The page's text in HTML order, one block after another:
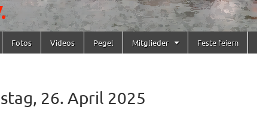
Fotos Videos Pegel Mitglieder Feste feiern
26. April 2025